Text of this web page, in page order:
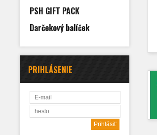
PSH GIFT PACK
Darčekový balíček
PRIHLÁSENIE